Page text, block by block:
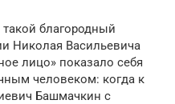
благородный
Николая Васильевича
лицо» показало себя
человеком: когда к
Башмачкин с